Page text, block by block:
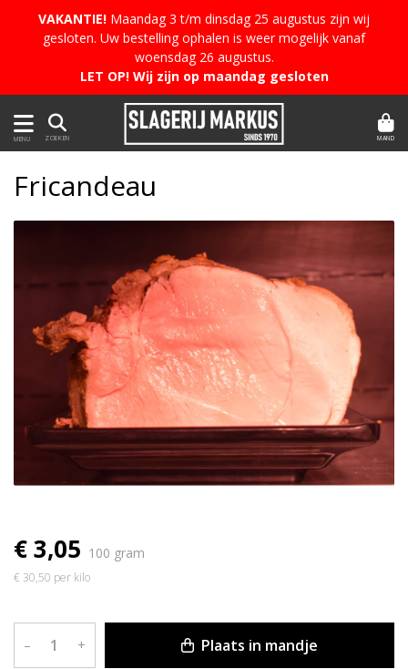
VAKANTIE! Maandag 3 t/m dinsdag 25 augustus zijn wij
gesloten. Uw bestelling ophalen is weer mogelijk vanaf
woensdag 26 augustus.
LET OP! Wij zijn op maandag gesloten
MENU ZOEKEN MAND
Fricandeau
€ 3,05 100 gram
€ 30,50 per kilo
– + Plaats in mandje